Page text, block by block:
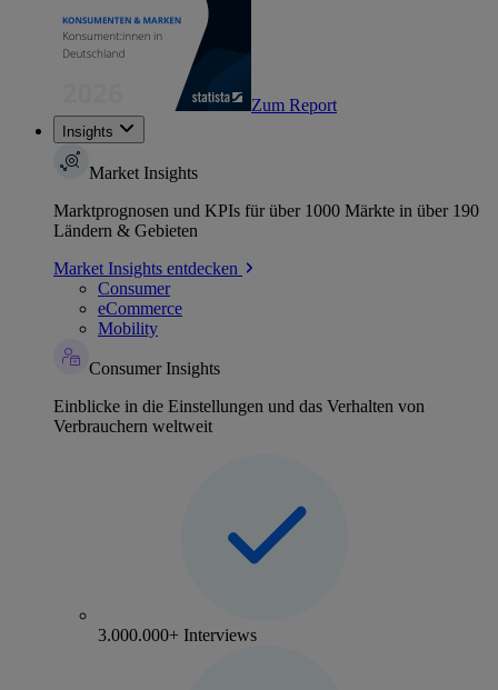
Zum Report
Insights
Market Insights
Marktprognosen und KPIs für über 1000 Märkte in über 190
Ländern & Gebieten
Market Insights entdecken
Consumer
eCommerce
Mobility
Consumer Insights
Einblicke in die Einstellungen und das Verhalten von
Verbrauchern weltweit
3.000.000+ Interviews